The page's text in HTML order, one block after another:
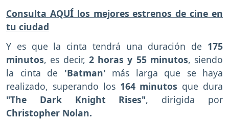
Consulta AQUÍ los mejores estrenos de cine en
tu ciudad
Y es que la cinta tendrá una duración de 175
minutos, es decir, 2 horas y 55 minutos, siendo
la cinta de 'Batman' más larga que se haya
realizado, superando los 164 minutos que dura
"The Dark Knight Rises", dirigida por
Christopher Nolan.